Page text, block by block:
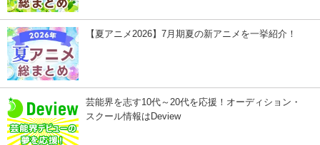
【夏アニメ2026】7月期夏の新アニメを一挙紹介！
芸能界を志す10代～20代を応援！オーディション・
スクール情報はDeview